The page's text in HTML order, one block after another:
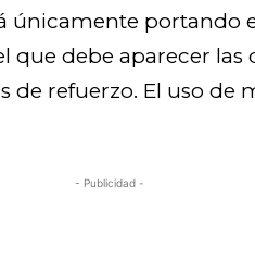
únicamente portando
que debe aparecer las
de refuerzo. El uso de
- Publicidad -